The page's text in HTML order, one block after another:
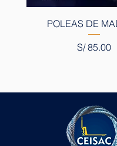
POLEAS DE
Precio
S/ 85.00